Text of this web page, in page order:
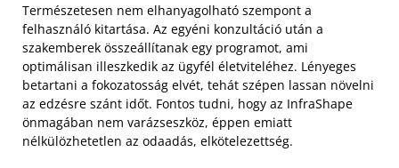
Természetesen nem elhanyagolható szempont a
felhasználó kitartása. Az egyéni konzultáció után a
szakemberek összeállítanak egy programot, ami
optimálisan illeszkedik az ügyfél életviteléhez. Lényeges
betartani a fokozatosság elvét, tehát szépen lassan növelni
az edzésre szánt időt. Fontos tudni, hogy az InfraShape
önmagában nem varázseszköz, éppen emiatt
nélkülözhetetlen az odaadás, elkötelezettség.